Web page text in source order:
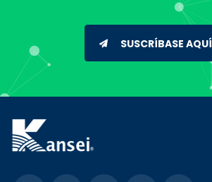
SUSCRÍBASE AQUÍ